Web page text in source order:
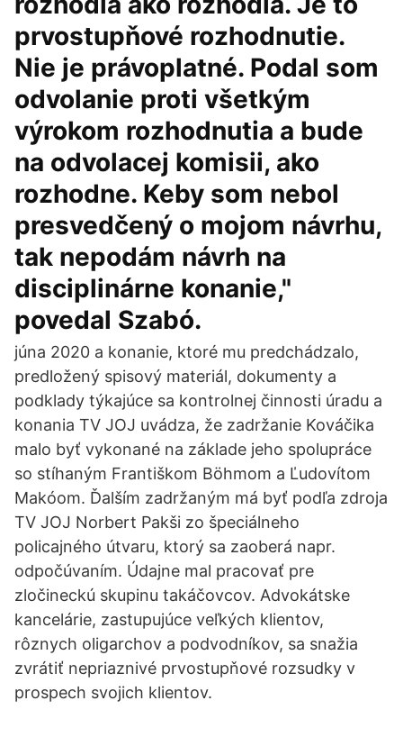
prvostupňové rozhodnutie.
Nie je právoplatné. Podal som
odvolanie proti všetkým
výrokom rozhodnutia a bude
na odvolacej komisii, ako
rozhodne. Keby som nebol
presvedčený o mojom návrhu,
tak nepodám návrh na
disciplinárne konanie,"
povedal Szabó.
júna 2020 a konanie, ktoré mu predchádzalo,
predložený spisový materiál, dokumenty a
podklady týkajúce sa kontrolnej činnosti úradu a
konania TV JOJ uvádza, že zadržanie Kováčika
malo byť vykonané na základe jeho spolupráce
so stíhaným Františkom Böhmom a Ľudovítom
Makóom. Ďalším zadržaným má byť podľa zdroja
TV JOJ Norbert Pakši zo špeciálneho
policajného útvaru, ktorý sa zaoberá napr.
odpočúvaním. Údajne mal pracovať pre
zločineckú skupinu takáčovcov. Advokátske
kancelárie, zastupujúce veľkých klientov,
rôznych oligarchov a podvodníkov, sa snažia
zvrátiť nepriaznivé prvostupňové rozsudky v
prospech svojich klientov.